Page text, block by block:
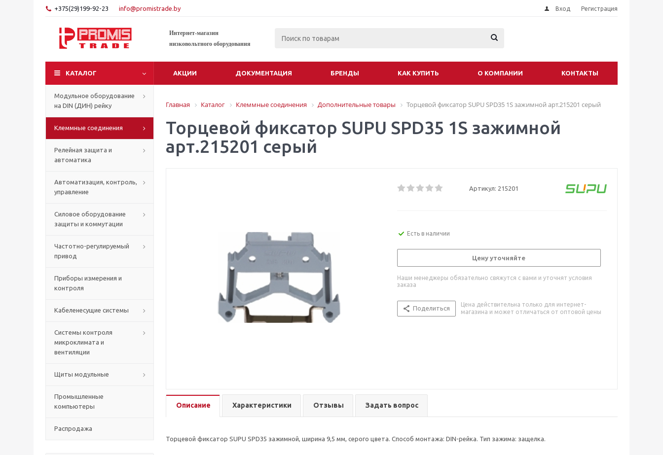
+375(29)199-92-23 info@promistrade.by Вход Регистрация
Интернет-магазин
низковольтного оборудования
КАТАЛОГ АКЦИИ ДОКУМЕНТАЦИЯ БРЕНДЫ КАК КУПИТЬ О КОМПАНИИ КОНТАКТЫ
Модульное оборудование
на DIN (ДИН) рейку
Клеммные соединения
Релейная защита и
автоматика
Автоматизация, контроль,
управление
Силовое оборудование
защиты и коммутации
Частотно-регулируемый
привод
Приборы измерения и
контроля
Кабеленесущие системы
Системы контроля
микроклимата и
вентиляции
Щиты модульные
Промышленные
компьютеры
Распродажа
Главная Каталог Клеммные соединения Дополнительные товары Торцевой фиксатор SUPU SPD35 1S зажимной арт.215201 серый
Торцевой фиксатор SUPU SPD35 1S зажимной
арт.215201 серый
Артикул: 215201
Есть в наличии
Цену уточняйте
Наши менеджеры обязательно свяжутся с вами и уточнят условия
заказа
Поделиться
Цена действительна только для интернет-
магазина и может отличаться от оптовой цены
Описание Характеристики Отзывы Задать вопрос
Торцевой фиксатор SUPU SPD35 зажимной, ширина 9,5 мм, серого цвета. Способ монтажа: DIN-рейка. Тип зажима: защелка.